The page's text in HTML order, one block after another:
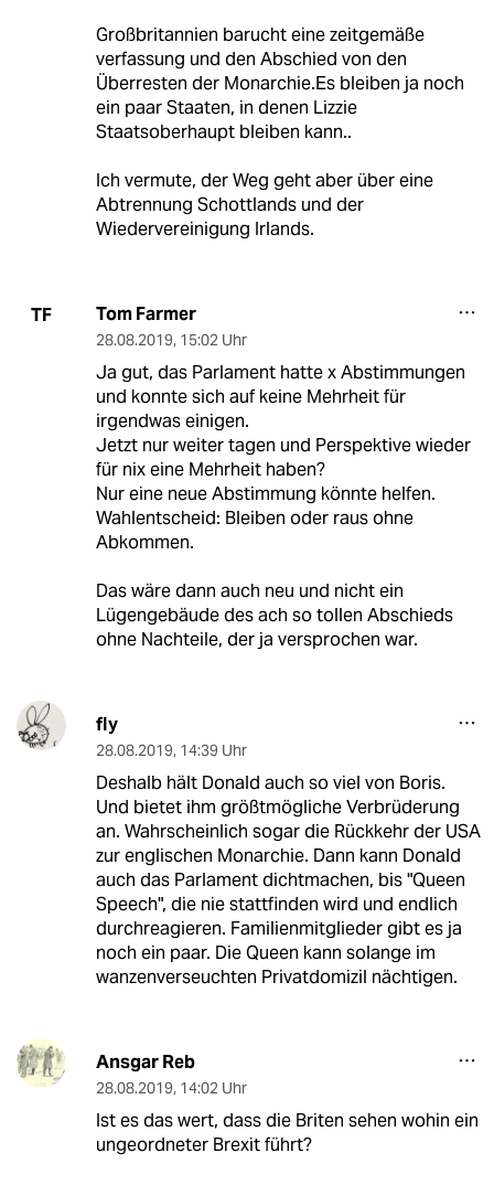
Großbritannien barucht eine zeitgemäße
verfassung und den Abschied von den
Überresten der Monarchie.Es bleiben ja noch
ein paar Staaten, in denen Lizzie
Staatsoberhaupt bleiben kann..
Ich vermute, der Weg geht aber über eine
Abtrennung Schottlands und der
Wiedervereinigung Irlands.
TF Tom Farmer
28.08.2019, 15:02 Uhr
Ja gut, das Parlament hatte x Abstimmungen
und konnte sich auf keine Mehrheit für
irgendwas einigen.
Jetzt nur weiter tagen und Perspektive wieder
für nix eine Mehrheit haben?
Nur eine neue Abstimmung könnte helfen.
Wahlentscheid: Bleiben oder raus ohne
Abkommen.
Das wäre dann auch neu und nicht ein
Lügengebäude des ach so tollen Abschieds
ohne Nachteile, der ja versprochen war.
fly
28.08.2019, 14:39 Uhr
Deshalb hält Donald auch so viel von Boris.
Und bietet ihm größtmögliche Verbrüderung
an. Wahrscheinlich sogar die Rückkehr der USA
zur englischen Monarchie. Dann kann Donald
auch das Parlament dichtmachen, bis "Queen
Speech", die nie stattfinden wird und endlich
durchreagieren. Familienmitglieder gibt es ja
noch ein paar. Die Queen kann solange im
wanzenverseuchten Privatdomizil nächtigen.
Ansgar Reb
28.08.2019, 14:02 Uhr
Ist es das wert, dass die Briten sehen wohin ein
ungeordneter Brexit führt?